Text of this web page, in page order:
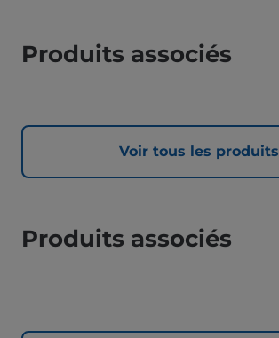
Produits associés
Voir tous les produits
Produits associés